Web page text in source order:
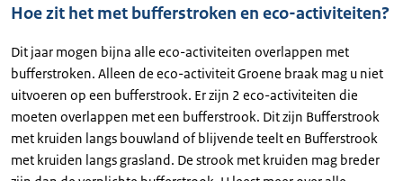
Hoe zit het met bufferstroken en eco-activiteiten?
Dit jaar mogen bijna alle eco-activiteiten overlappen met
bufferstroken. Alleen de eco-activiteit Groene braak mag u niet
uitvoeren op een bufferstrook. Er zijn 2 eco-activiteiten die
moeten overlappen met een bufferstrook. Dit zijn Bufferstrook
met kruiden langs bouwland of blijvende teelt en Bufferstrook
met kruiden langs grasland. De strook met kruiden mag breder